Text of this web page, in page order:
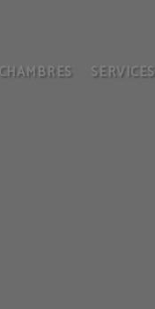
CHAMBRES SERVICES